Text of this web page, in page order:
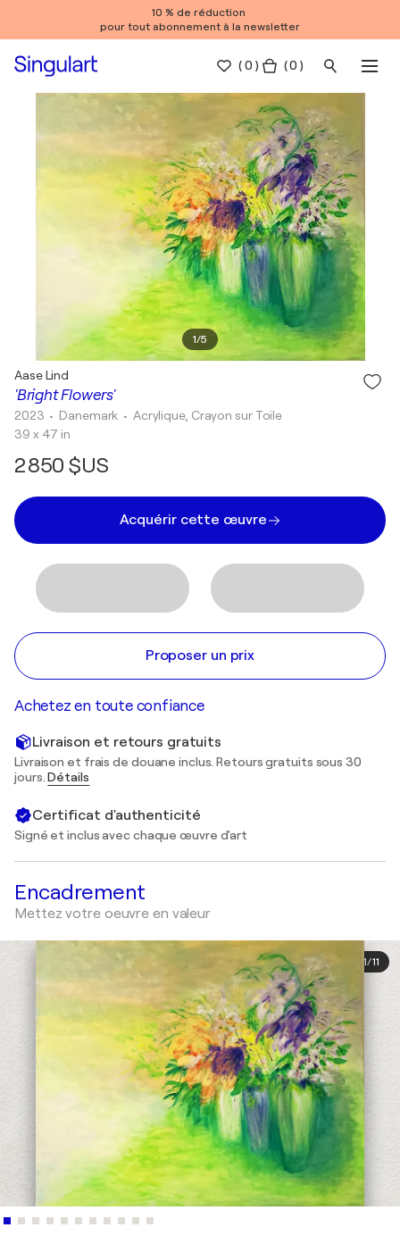
10 % de réduction
pour tout abonnement à la newsletter
(0 ) ( 0 )
1/5
'Bright Flowers'
Aase Lind
2023 • Danemark • Acrylique, Crayon sur Toile
39 x 47 in
2 850 $US
Acquérir cette œuvre
Proposer un prix
Achetez en toute confiance
Livraison et retours gratuits
Livraison et frais de douane inclus. Retours gratuits sous 30
jours.Détails
Certificat d'authenticité
Signé et inclus avec chaque œuvre d'art
Encadrement
Mettez votre oeuvre en valeur
1/11